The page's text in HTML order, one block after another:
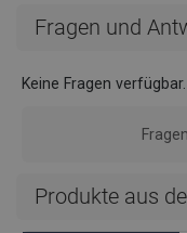
Fragen und
Keine Fragen verfügbar.
Produkte aus